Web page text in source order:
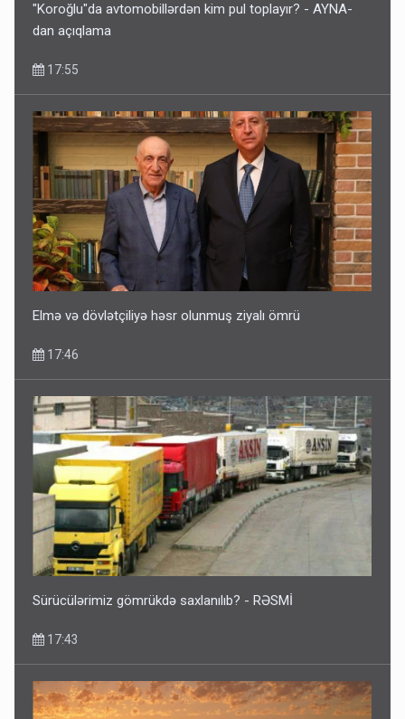
"Koroğlu"da avtomobillərdən kim pul toplayır? - AYNA-
dan açıqlama
17:55
Elmə və dövlətçiliyə həsr olunmuş ziyalı ömrü
17:46
Sürücülərimiz gömrükdə saxlanılıb? - RƏSMİ
17:43